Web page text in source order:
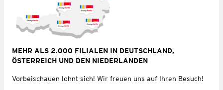
MEHR ALS 2.000 FILIALEN IN DEUTSCHLAND,
ÖSTERREICH UND DEN NIEDERLANDEN
Vorbeischauen lohnt sich! Wir freuen uns auf Ihren Besuch!